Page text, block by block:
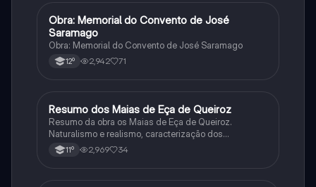
Português
Obra: Memorial do Convento de José
Saramago
Obra: Memorial do Convento de José Saramago
12º 2,942 71
Português
Resumo dos Maias de Eça de Queiroz
Resumo da obra os Maias de Eça de Queiroz.
Naturalismo e realismo, caracterização dos
personagens e contexto histórico.
11º 2,969 34